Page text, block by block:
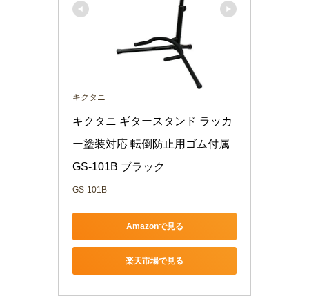
キクタニ
キクタニ ギタースタンド ラッカ
ー塗装対応 転倒防止用ゴム付属
GS-101B ブラック
GS-101B
Amazonで見る
楽天市場で見る